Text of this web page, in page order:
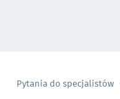
Pytania do specjalistów